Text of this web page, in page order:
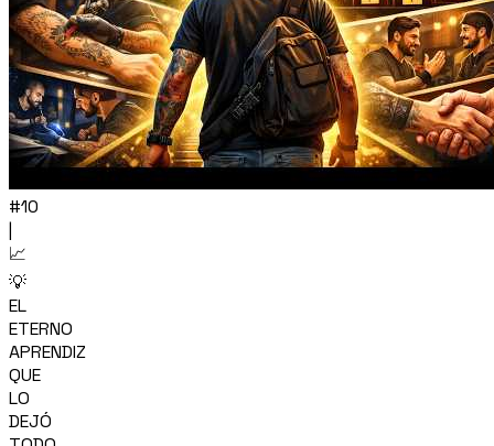
#10
|
📈
💡
EL
ETERNO
APRENDIZ
QUE
LO
DEJÓ